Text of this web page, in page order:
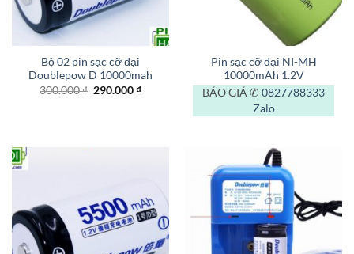
Bộ 02 pin sạc cỡ đại
Doublepow D 10000mah
300.000₫ Giá
290.000₫Giá
Pin sạc cỡ đại NI-MH
10000mAh 1.2V
BÁO GIÁ ✆ 0827788333
Zalo